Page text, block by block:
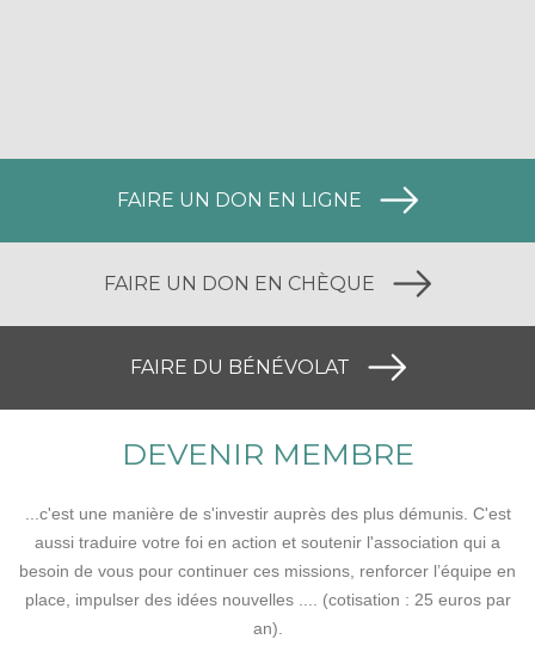
FAIRE UN DON EN LIGNE
FAIRE UN DON EN CHÈQUE
FAIRE DU BÉNÉVOLAT
DEVENIR MEMBRE
...c'est une manière de s'investir auprès des plus démunis. C'est
aussi traduire votre foi en action et soutenir l'association qui a
besoin de vous pour continuer ces missions, renforcer l’équipe en
place, impulser des idées nouvelles .... (cotisation : 25 euros par
an).